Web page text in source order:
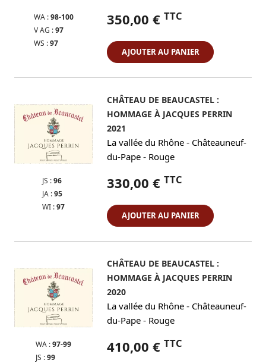
WA :98-100
V AG :97
WS :97
350,00 € TTC
AJOUTER AU PANIER
JS :96
JA :95
WI :97
CHÂTEAU DE BEAUCASTEL :
HOMMAGE À JACQUES PERRIN
2021
La vallée du Rhône - Châteauneuf-
du-Pape - Rouge
330,00 € TTC
AJOUTER AU PANIER
WA :97-99
JS :99
CHÂTEAU DE BEAUCASTEL :
HOMMAGE À JACQUES PERRIN
2020
La vallée du Rhône - Châteauneuf-
du-Pape - Rouge
410,00 € TTC